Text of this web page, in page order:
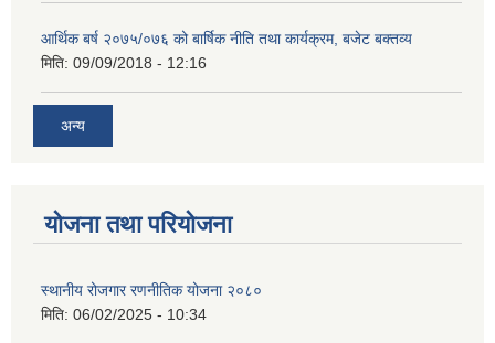
आर्थिक बर्ष २०७५/०७६ को बार्षिक नीति तथा कार्यक्रम, बजेट बक्तव्य
मिति: 09/09/2018 - 12:16
अन्य
योजना तथा परियोजना
स्थानीय रोजगार रणनीतिक योजना २०८०
मिति: 06/02/2025 - 10:34